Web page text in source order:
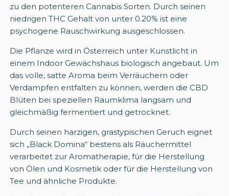
zu den potenteren Cannabis Sorten. Durch seinen
niedrigen THC Gehalt von unter 0.20% ist eine
psychogene Rauschwirkung ausgeschlossen.
Die Pflanze wird in Österreich unter Kunstlicht in
einem Indoor Gewächshaus biologisch angebaut. Um
das volle, satte Aroma beim Verräuchern oder
Verdampfen entfalten zu können, werden die CBD
Blüten bei speziellen Raumklima langsam und
gleichmäßig fermentiert und getrocknet.
Durch seinen harzigen, grastypischen Geruch eignet
sich „Black Domina“ bestens als Räuchermittel
verarbeitet zur Aromatherapie, für die Herstellung
von Ölen und Kosmetik oder für die Herstellung von
Tee und ähnliche Produkte.